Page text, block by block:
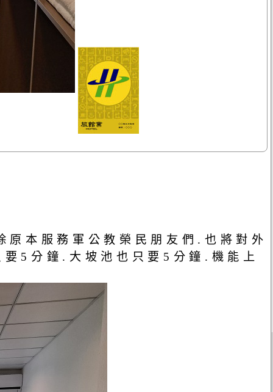
本服務軍公教榮民朋友們.也將對外
5分鐘.大坡池也只要5分鐘.機能上